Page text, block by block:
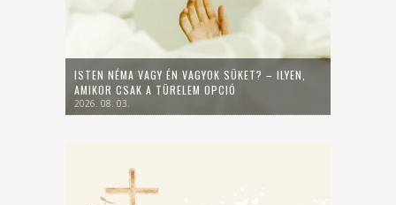
ISTEN NÉMA VAGY ÉN VAGYOK SÜKET? – ILYEN,
AMIKOR CSAK A TÜRELEM OPCIÓ
2026. 08. 03.